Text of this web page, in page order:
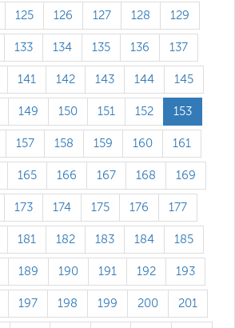
125 126 127 128 129
133 134 135 136 137
141 142 143 144 145
149 150 151 152 153
157 158 159 160 161
165 166 167 168 169
173 174 175 176 177
181 182 183 184 185
189 190 191 192 193
197 198 199 200 201